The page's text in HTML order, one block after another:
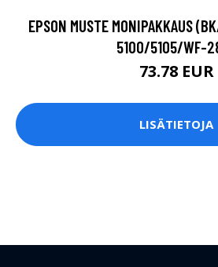
EPSON MUSTE MONIPAKKAUS
5100/5105/WF-
73.78 EUR
LISÄTIETOJA